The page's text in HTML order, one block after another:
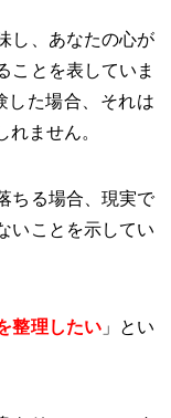
し、あなたの心が
ことを表していま
した場合、それは
ません。
ちる場合、現実で
いことを示してい
整理したい」とい